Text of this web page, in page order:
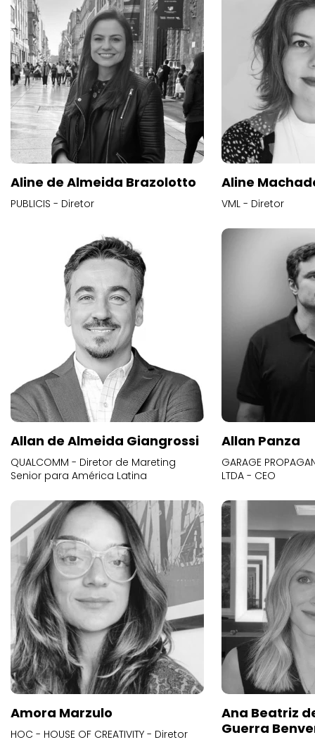
Aline de Almeida Brazolotto
PUBLICIS - Diretor
Aline
VML - Diretor
Allan de Almeida Giangrossi
QUALCOMM - Diretor de Mareting
Senior para América Latina
Allan Panza
GARAGE
LTDA - CEO
Amora Marzulo
HOC - HOUSE OF CREATIVITY - Diretor
Ana Beatriz
Guerra